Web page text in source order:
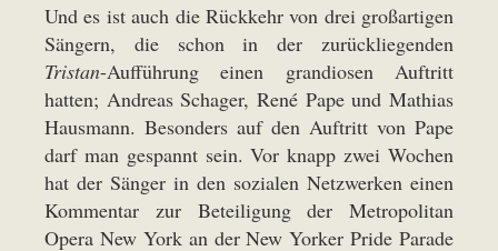
Und es ist auch die Rückkehr von drei großartigen
Sängern, die schon in der zurückliegenden
Tristan-Aufführung einen grandiosen Auftritt
hatten; Andreas Schager, René Pape und Mathias
Hausmann. Besonders auf den Auftritt von Pape
darf man gespannt sein. Vor knapp zwei Wochen
hat der Sänger in den sozialen Netzwerken einen
Kommentar zur Beteiligung der Metropolitan
Opera New York an der New Yorker Pride Parade